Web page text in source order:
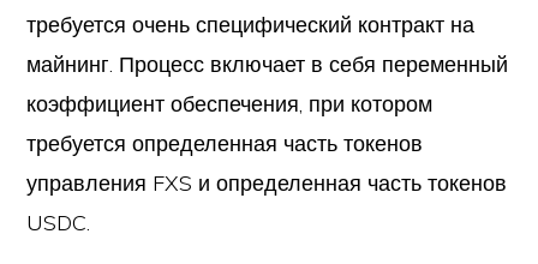
требуется очень специфический контракт на
майнинг. Процесс включает в себя переменный
коэффициент обеспечения, при котором
требуется определенная часть токенов
управления FXS и определенная часть токенов
USDC.